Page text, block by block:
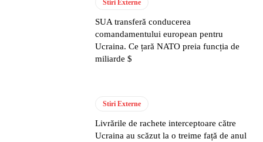
Stiri Externe
SUA transferă conducerea
comandamentului european pentru
Ucraina. Ce țară NATO preia funcția de
miliarde $
Stiri Externe
Livrările de rachete interceptoare către
Ucraina au scăzut la o treime față de anul